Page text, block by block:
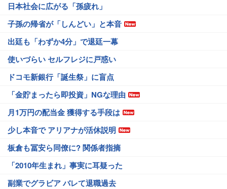
日本社会に広がる「孫疲れ」
子孫の帰省が「しんどい」と本音
出廷も「わずか4分」で退廷一幕
使いづらい セルフレジに戸惑い
ドコモ新銀行「誕生祭」に盲点
「金貯まったら即投資」NGな理由
月1万円の配当金 獲得する手段は
少し本音で アリアナが活休説明
板倉も冨安ら同僚に? 関係者指摘
「2010年生まれ」事実に耳疑った
副業でグラビア バレて退職過去